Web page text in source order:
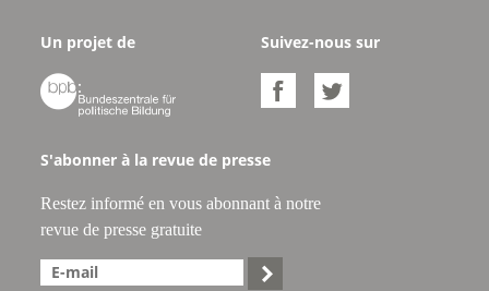
Un projet de

Suivez-nous sur
 
S'abonner à la revue de presse
Restez informé en vous abonnant à notre
revue de presse gratuite
